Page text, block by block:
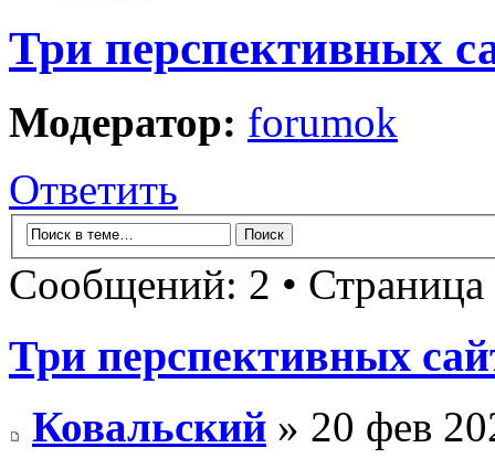
Три перспективных
Модератор: forumok
Ответить
Сообщений: 2 • Страница
Три перспективных
Ковальский » 20 фев